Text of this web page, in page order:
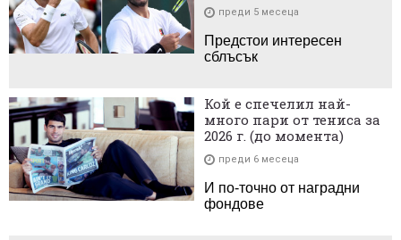
преди 5 месеца
Предстои интересен
сблъсък
Кой е спечелил най-
много пари от тениса за
2026 г. (до момента)
преди 6 месеца
И по-точно от наградни
фондове